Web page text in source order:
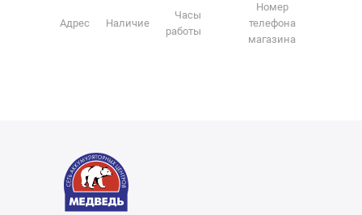
Адрес Наличие
Часы
работы
Номер
телефона
магазина